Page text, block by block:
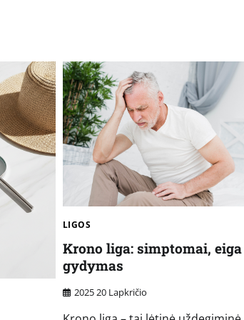
LIGOS
Krono liga: simptomai,
gydymas
2025 20 Lapkričio